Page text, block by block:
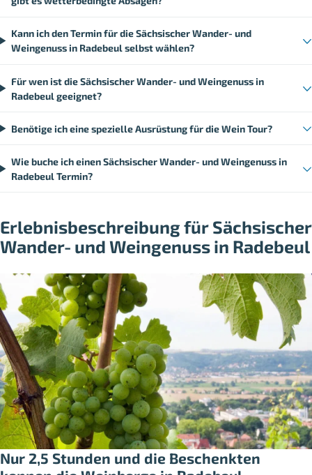
Kann ich den Termin für die Sächsischer Wander- und
Weingenuss in Radebeul selbst wählen?
Für wen ist die Sächsischer Wander- und Weingenuss in
Radebeul geeignet?
Benötige ich eine spezielle Ausrüstung für die Wein Tour?
Wie buche ich einen Sächsischer Wander- und Weingenuss in
Radebeul Termin?
Erlebnisbeschreibung für Sächsischer
Wander- und Weingenuss in Radebeul
Nur 2,5 Stunden und die Beschenkten